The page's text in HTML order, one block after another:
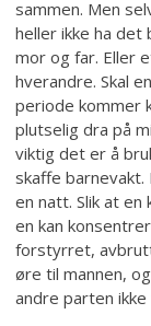
sammen. Men
heller ikke ha det
mor og far. Eller
hverandre. Skal
periode kommer
plutselig dra på
viktig det er å
skaffe
en natt. Slik at
en kan
forstyrret,
øre til mannen,
andre parten